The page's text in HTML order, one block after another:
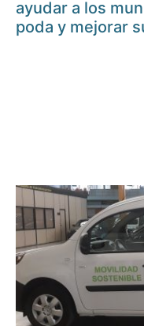
ayudar a los
poda y mejorar